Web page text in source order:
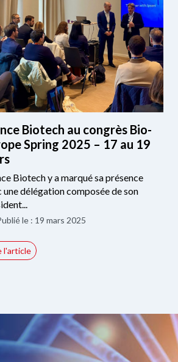
Biotech au congrès Bio-
Spring 2025 – 17 au 19
Biotech y a marqué sa présence
une délégation composée de son
le : 19 mars 2025
l'article